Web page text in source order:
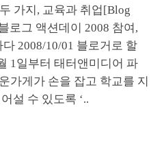
가지, 교육과 취업[Blog
로그 액션데이 2008 참여,
2008/10/01 블로거로 할
1일부터 태터앤미디어 파
가게가 손을 잡고 학교를 지
설 수 있도록 ‘..